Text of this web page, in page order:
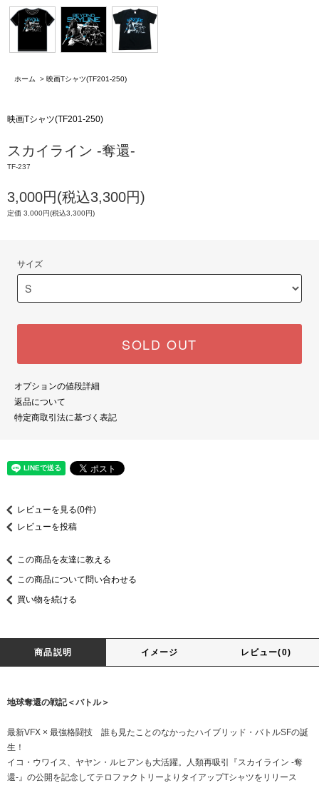
ホーム > 映画Tシャツ(TF201-250)
映画Tシャツ(TF201-250)
スカイライン -奪還-
TF-237
3,000円(税込3,300円)
定価 3,000円(税込3,300円)
サイズ
SOLD OUT
オプションの値段詳細
返品について
特定商取引法に基づく表記
レビューを見る(0件)
レビューを投稿
この商品を友達に教える
この商品について問い合わせる
買い物を続ける
商品説明 イメージ レビュー(0)
地球奪還の戦記＜バトル＞
最新VFX × 最強格闘技 誰も見たことのなかったハイブリッド・バトルSFの誕
生！
イコ・ウワイス、ヤヤン・ルヒアンも大活躍。人類再吸引『スカイライン -奪
還-』の公開を記念してテロファクトリーよりタイアップTシャツをリリース